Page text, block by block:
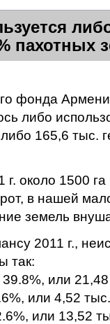
пахотных
фонда
либо
165,6 тыс.
г. около 1500
в нашей
земель
2011 г.,
так:
или 21,48
или 4,52
или 13,52